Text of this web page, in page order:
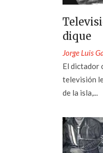
dique
Jorge Luis
El dictador
televisión
de la isla,...